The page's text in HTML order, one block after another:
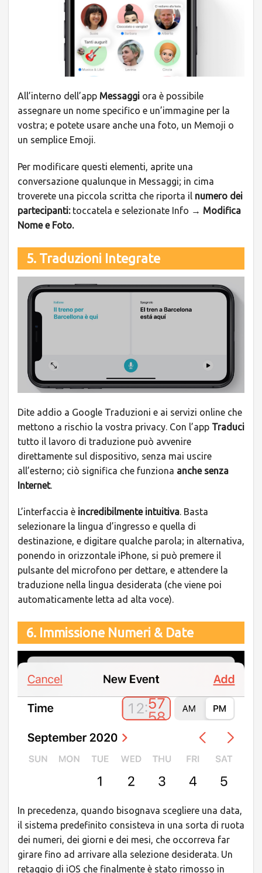
All’interno dell’app Messaggi ora è possibile
assegnare un nome specifico e un’immagine per la
vostra; e potete usare anche una foto, un Memoji o
un semplice Emoji.
Per modificare questi elementi, aprite una
conversazione qualunque in Messaggi; in cima
troverete una piccola scritta che riporta il numero dei
partecipanti:toccatela e selezionate Info → Modifica
Nome e Foto.
5. Traduzioni Integrate
Dite addio a Google Traduzioni e ai servizi online che
mettono a rischio la vostra privacy. Con l’app Traduci
tutto il lavoro di traduzione può avvenire
direttamente sul dispositivo, senza mai uscire
all’esterno; ciò significa che funziona anche senza
Internet.
L’interfaccia è incredibilmente intuitiva. Basta
selezionare la lingua d’ingresso e quella di
destinazione, e digitare qualche parola; in alternativa,
ponendo in orizzontale iPhone, si può premere il
pulsante del microfono per dettare, e attendere la
traduzione nella lingua desiderata (che viene poi
automaticamente letta ad alta voce).
6. Immissione Numeri & Date
In precedenza, quando bisognava scegliere una data,
il sistema predefinito consisteva in una sorta di ruota
dei numeri, dei giorni e dei mesi, che occorreva far
girare fino ad arrivare alla selezione desiderata. Un
retaggio di iOS che finalmente è stato rimosso in